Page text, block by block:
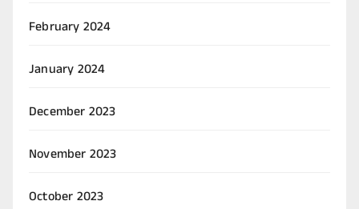
February 2024
January 2024
December 2023
November 2023
October 2023